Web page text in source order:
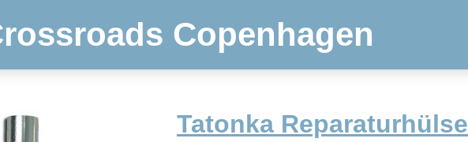
Copenhagen
Tatonka Reparaturhülse